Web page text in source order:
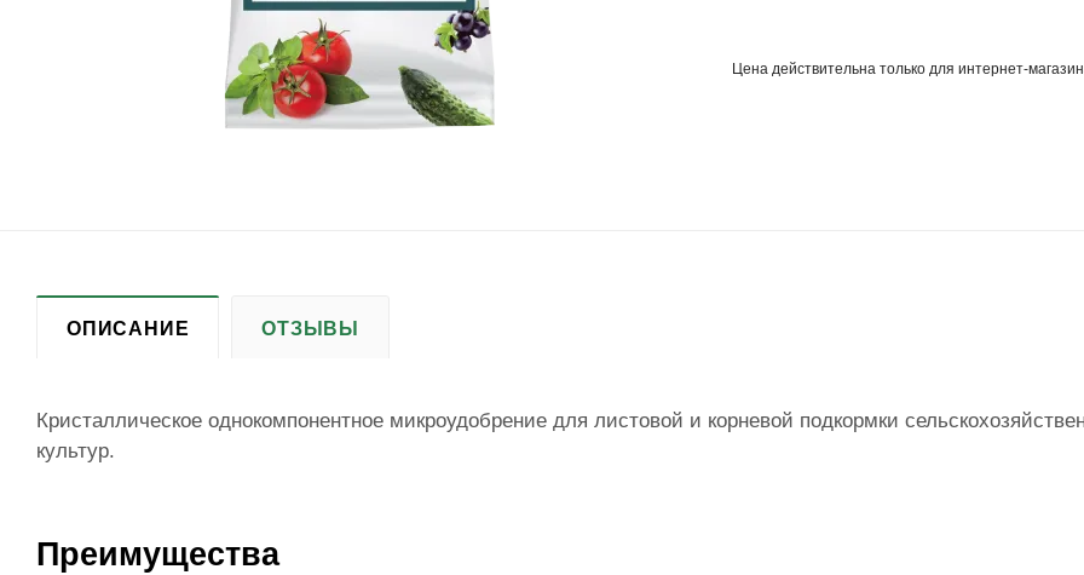
Цена действительна только для интернет-
ОПИСАНИЕ ОТЗЫВЫ
Кристаллическое однокомпонентное микроудобрение для листовой и корневой подкормки
культур.
Преимущества